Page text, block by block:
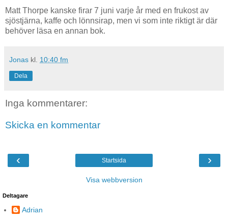
Matt Thorpe kanske firar 7 juni varje år med en frukost av
sjöstjärna, kaffe och lönnsirap, men vi som inte riktigt är där
behöver läsa en annan bok.
Jonas kl. 10:40 fm
Dela
Inga kommentarer:
Skicka en kommentar
‹ ›
Startsida
Visa webbversion
Deltagare
Adrian